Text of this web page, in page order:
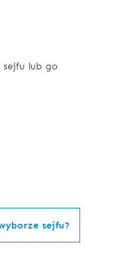
lub go
sejfu?